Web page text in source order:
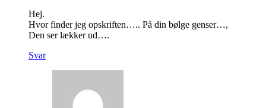
Hej.
Hvor finder jeg opskriften….. På din bølge genser…,
Den ser lækker ud….
Svar